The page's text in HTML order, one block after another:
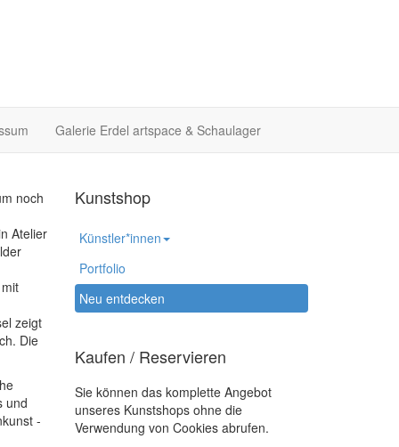
Galerie Erdel artspace & Schaulager
noch
Atelier
zeigt
Die
und
-
Kunstshop
Künstler*innen
Portfolio
Neu entdecken
Kaufen / Reservieren
Sie können das komplette Angebot
unseres Kunstshops ohne die
Verwendung von Cookies abrufen.